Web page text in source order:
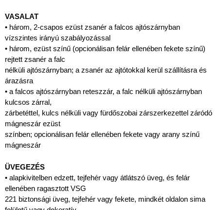
VASALAT
• három, 2-csapos ezüst zsanér a falcos ajtószárnyban
vízszintes irányú szabályozással
• három, ezüst színű (opcionálisan felár ellenében fekete színű)
rejtett zsanér a falc
nélküli ajtószárnyban; a zsanér az ajtótokkal kerül szállításra és
árazásra
• a falcos ajtószárnyban reteszzár, a falc nélküli ajtószárnyban
kulcsos zárral,
zárbetéttel, kulcs nélküli vagy fürdőszobai zárszerkezettel záródó
mágneszár ezüst
színben; opcionálisan felár ellenében fekete vagy arany színű
mágneszár
ÜVEGEZÉS
• alapkivitelben edzett, tejfehér vagy átlátszó üveg, és felár
ellenében ragasztott VSG
221 biztonsági üveg, tejfehér vagy fekete, mindkét oldalon sima